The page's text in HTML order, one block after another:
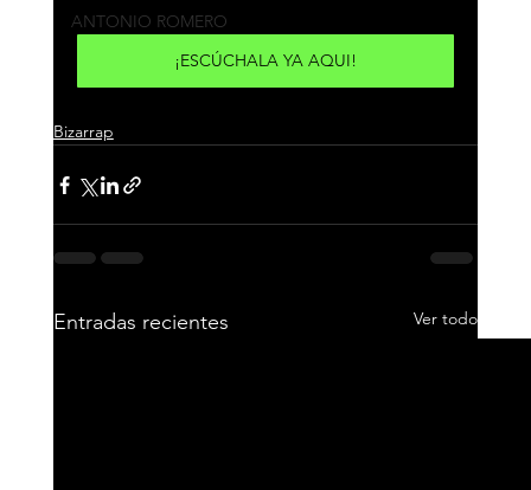
ANTONIO ROMERO
¡ESCÚCHALA YA AQUI!
Bizarrap
Entradas recientes Ver todo